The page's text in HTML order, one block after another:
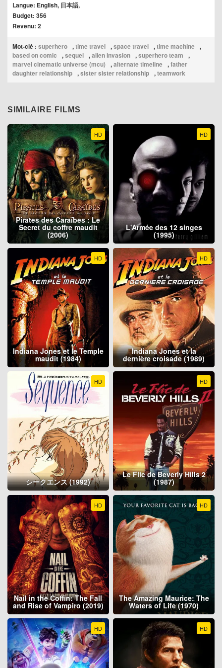
Langue: English, 日本語,
Budget: 356
Revenu: 2
Mot-clé : superhero ,time travel ,space travel ,time machine ,
based on comic
,sequel ,alien invasion ,superhero team
,
marvel cinematic universe (mcu) ,alternate timeline ,father
daughter relationship ,sister sister relationship ,teamwork
SIMILAIRE FILMS
HD
Pirates des Caraïbes : Le
Secret du coffre maudit
(2006)
HD
L'Armée des 12 singes
(1995)
HD
Indiana Jones et le Temple
maudit (1984)
HD
Indiana Jones et la
dernière croisade (1989)
HD
シークエンス (1992)
HD
Le Flic de Beverly Hills 2
(1987)
HD
Nail in the Coffin: The Fall
and Rise of Vampiro (2019)
HD
The Amazing Maurice: The
Waters of Life (1970)
HD HD